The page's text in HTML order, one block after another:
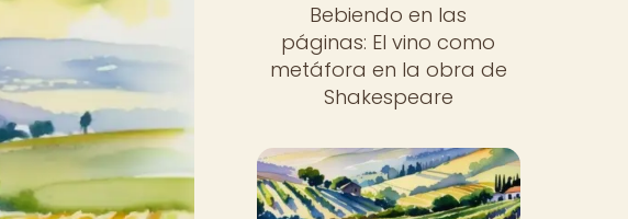
Bebiendo en las
páginas: El vino como
metáfora en la obra de
Shakespeare